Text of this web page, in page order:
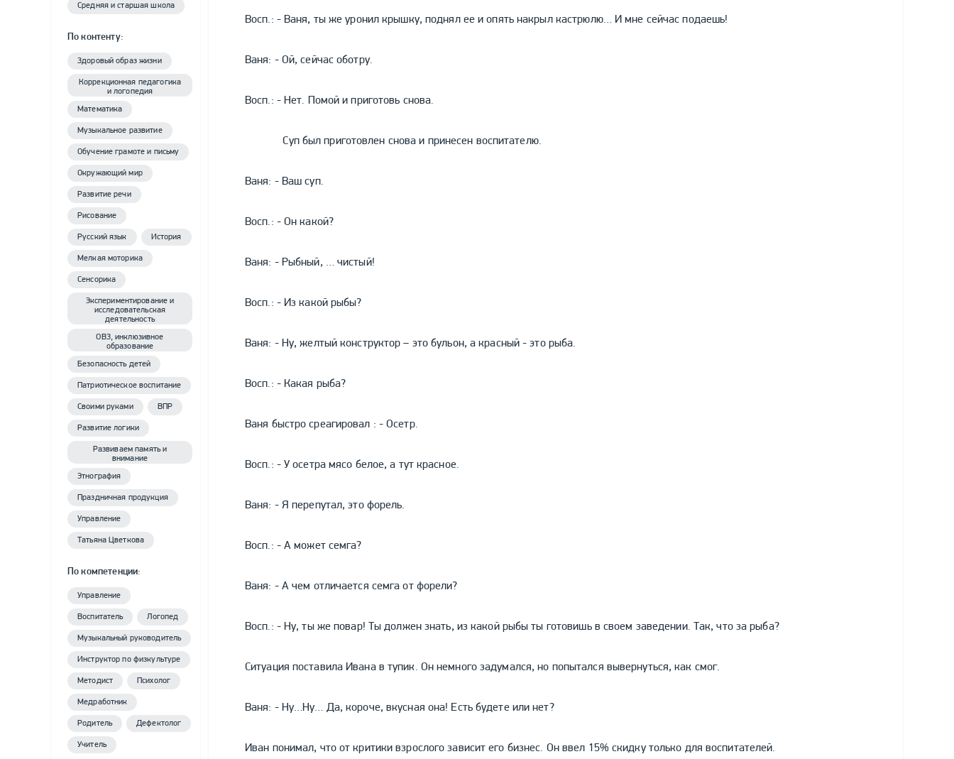
Средняя и старшая школа
По контенту:
Здоровый образ жизни
Коррекционная педагогика
и логопедия
Математика
Музыкальное развитие
Обучение грамоте и письму
Окружающий мир
Развитие речи
Рисование
Русский язык История
Мелкая моторика
Сенсорика
Экспериментирование и
исследовательская
деятельность
ОВЗ, инклюзивное
образование
Безопасность детей
Патриотическое воспитание
Своими руками ВПР
Развитие логики
Развиваем память и
внимание
Этнография
Праздничная продукция
Управление
Татьяна Цветкова
По компетенции:
Управление
Воспитатель Логопед
Музыкальный руководитель
Инструктор по физкультуре
Методист Психолог
Медработник
Родитель Дефектолог
Учитель
Восп.: - Ваня, ты же уронил крышку, поднял ее и опять накрыл кастрюлю… И мне сейчас подаешь!
Ваня: - Ой, сейчас оботру.
Восп.: - Нет. Помой и приготовь снова.
Суп был приготовлен снова и принесен воспитателю.
Ваня: - Ваш суп.
Восп.: - Он какой?
Ваня: - Рыбный, … чистый!
Восп.: - Из какой рыбы?
Ваня: - Ну, желтый конструктор – это бульон, а красный - это рыба.
Восп.: - Какая рыба?
Ваня быстро среагировал : - Осетр.
Восп.: - У осетра мясо белое, а тут красное.
Ваня: - Я перепутал, это форель.
Восп.: - А может семга?
Ваня: - А чем отличается семга от форели?
Восп.: - Ну, ты же повар! Ты должен знать, из какой рыбы ты готовишь в своем заведении. Так, что за рыба?
Ситуация поставила Ивана в тупик. Он немного задумался, но попытался вывернуться, как смог.
Ваня: - Ну…Ну… Да, короче, вкусная она! Есть будете или нет?
Иван понимал, что от критики взрослого зависит его бизнес. Он ввел 15% скидку только для воспитателей.